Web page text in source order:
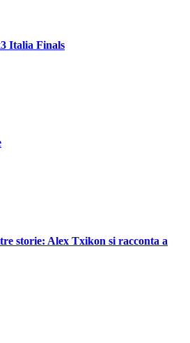
Italia Finals
storie: Alex Txikon si racconta a